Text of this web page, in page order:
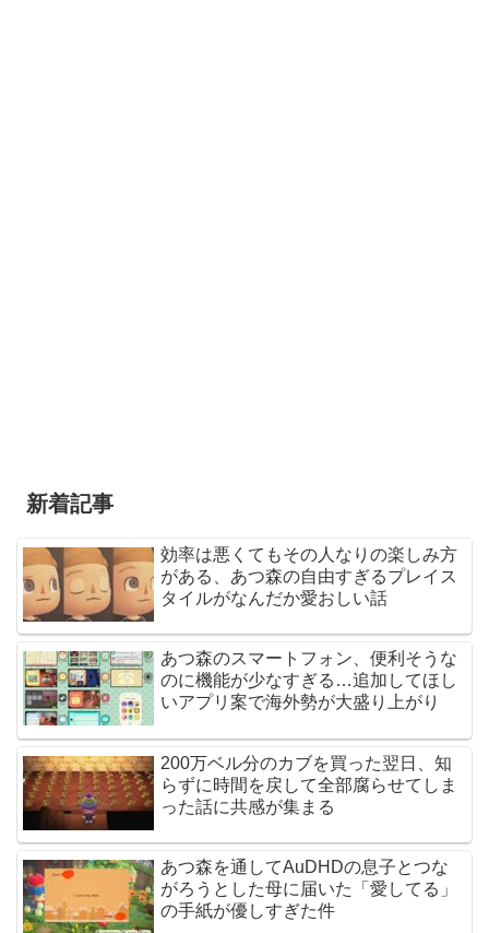
新着記事
効率は悪くてもその人なりの楽しみ方
がある、あつ森の自由すぎるプレイス
タイルがなんだか愛おしい話
あつ森のスマートフォン、便利そうな
のに機能が少なすぎる…追加してほし
いアプリ案で海外勢が大盛り上がり
200万ベル分のカブを買った翌日、知
らずに時間を戻して全部腐らせてしま
った話に共感が集まる
あつ森を通してAuDHDの息子とつな
がろうとした母に届いた「愛してる」
の手紙が優しすぎた件